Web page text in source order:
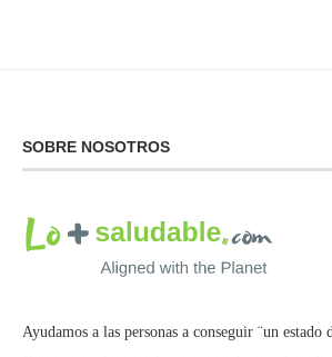
SOBRE NOSOTROS
Ayudamos a las personas a conseguir ¨un estado